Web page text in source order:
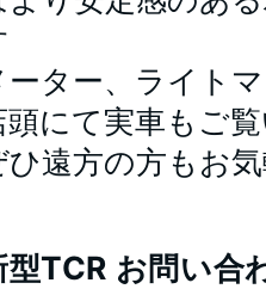
ーター、ライト
頭にて実車もご
ひ遠方の方もお
型TCR お問い合